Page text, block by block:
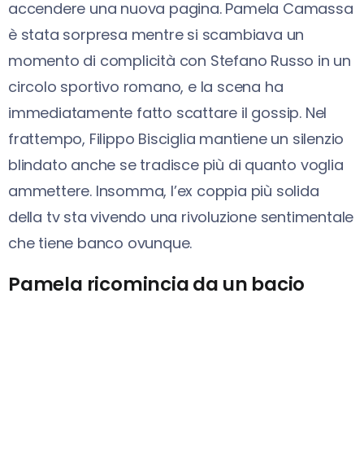
accendere una nuova pagina. Pamela Camassa
è stata sorpresa mentre si scambiava un
momento di complicità con Stefano Russo in un
circolo sportivo romano, e la scena ha
immediatamente fatto scattare il gossip. Nel
frattempo, Filippo Bisciglia mantiene un silenzio
blindato anche se tradisce più di quanto voglia
ammettere. Insomma, l’ex coppia più solida
della tv sta vivendo una rivoluzione sentimentale
che tiene banco ovunque.
Pamela ricomincia da un bacio